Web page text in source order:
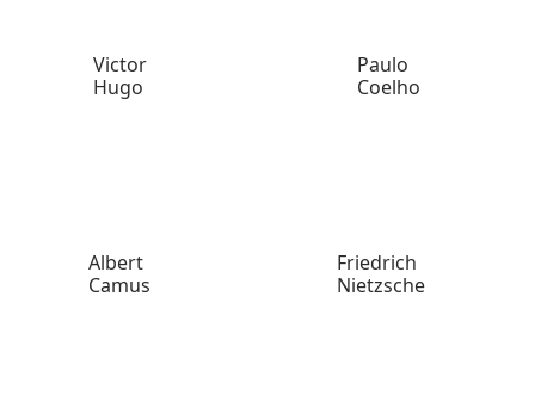
Victor
Hugo
Paulo
Coelho
Albert
Camus
Friedrich
Nietzsche